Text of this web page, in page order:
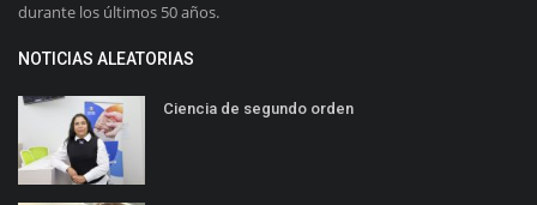
durante los últimos 50 años.
NOTICIAS ALEATORIAS
Ciencia de segundo orden